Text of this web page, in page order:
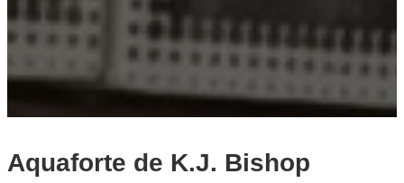
Aquaforte de K.J. Bishop